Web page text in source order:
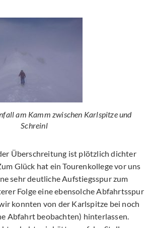
am Kamm zwischen Karlspitze und
Schreinl
Überschreitung ist plötzlich dichter
Glück hat ein Tourenkollege vor uns
sehr deutliche Aufstiegsspur zum
Folge eine ebensolche Abfahrtsspur
konnten von der Karlspitze bei noch
Abfahrt beobachten) hinterlassen.